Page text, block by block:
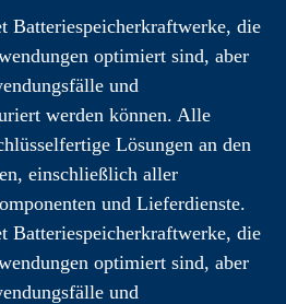
Batteriespeicherkraftwerke, die
optimiert sind, aber
und
werden können. Alle
Lösungen an den
einschließlich aller
und Lieferdienste.
Batteriespeicherkraftwerke, die
optimiert sind, aber
und